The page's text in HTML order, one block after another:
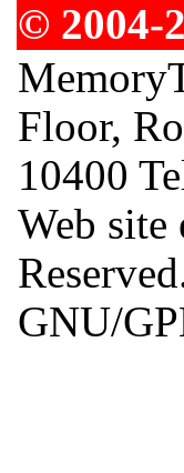
© 2004-
Floor,
10400
Web
GNU/